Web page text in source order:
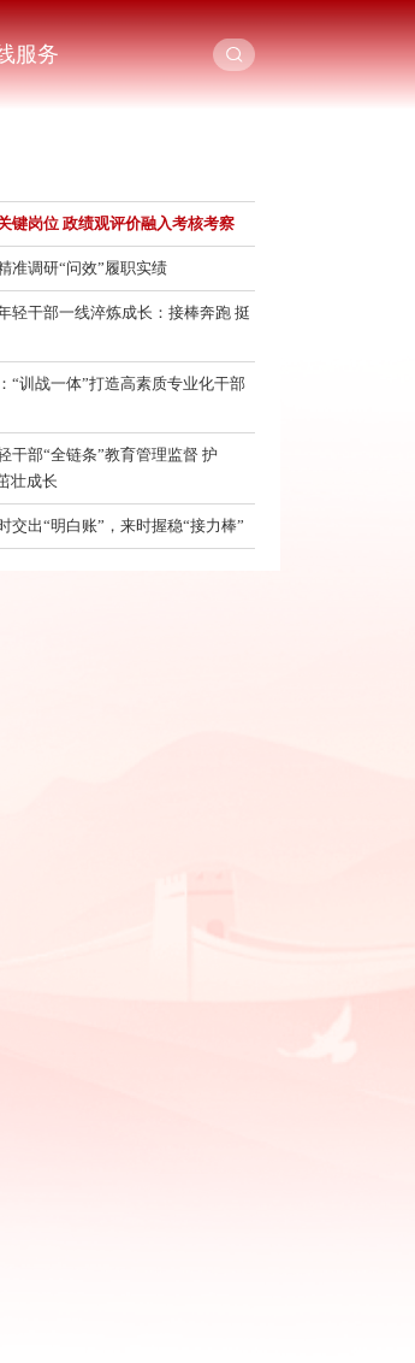
服务
宿迁：聚焦关键岗位 政绩观评价融入考核考察
准调研“问效”履职实绩
轻干部一线淬炼成长：接棒奔跑 挺
“训战一体”打造高素质专业化干部
干部“全链条”教育管理监督 护
壮成长
交出“明白账”，来时握稳“接力棒”